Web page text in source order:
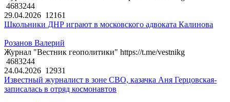
4683244
29.04.2026 12161
Школьники ДНР играют в московского адвоката Калинова
Розанов Валерий
Журнал "Вестник геополитики" https://t.me/vestnikg
4683244
24.04.2026 12931
Известный журналист в зоне СВО, казачка Аня Герцовская-
записалась в отряд космонавтов